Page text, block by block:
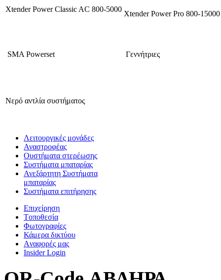
Xtender Power Classic AC 800-5000
Xtender Power Pro 800-15000
SMA Powerset Γεννήτριες
Νερό αντλία συστήματος
Λειτουργικές μονάδες
Αναστροφέας
Oυστήματα στερέωσης
Συστήματα μπαταρίας
Ανεξάρτητη Συστήματα
μπαταρίας
Συστήματα επιτήρησης
Επιχείρηση
Tοποθεσία
Φωτογραφίες
Κάμερα δικτύου
Aναφορές μας
Insider Login